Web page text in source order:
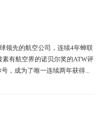
领先的航空公司，连续4年蝉联
有航空界的诺贝尔奖的ATW评
，成为了唯一连续两年获得...